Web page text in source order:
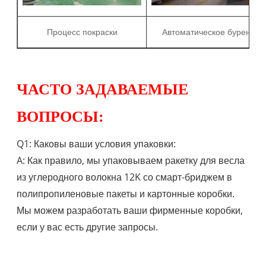
Процесс покраски Автоматическое бурение
ЧАСТО ЗАДАВАЕМЫЕ
ВОПРОСЫ:
Q1: Каковы ваши условия упаковки:
A: Как правило, мы упаковываем ракетку для весла
из углеродного волокна 12K со смарт-бриджем в
полипропиленовые пакеты и картонные коробки.
Мы можем разработать ваши фирменные коробки,
если у вас есть другие запросы.